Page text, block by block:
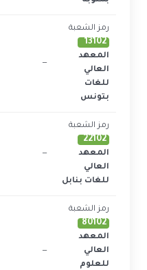
رمز الشعبة
13102
المعهد
العالي
للغات
بتونس
—
رمز الشعبة
22102
المعهد
العالي
للغات بنابل
—
رمز الشعبة
80102
المعهد
العالي
للعلوم
—